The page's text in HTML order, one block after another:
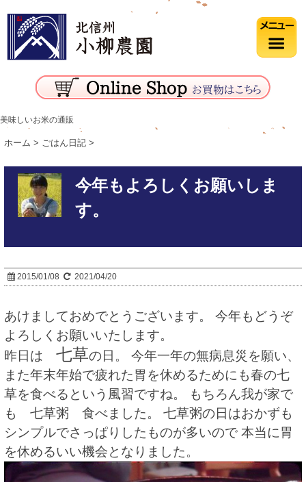
美味しいお米の通販
ホーム > ごはん日記 >
今年もよろしくお願いしま
す。
2015/01/08 2021/04/20
あけましておめでとうございます。
今年もどうぞ
よろしくお願いいたします。
昨日は 七草の日。 今年一年の無病息災を願い、
また年末年始で疲れた胃を休めるためにも春の七
草を食べるという風習ですね。 もちろん我が家で
も 七草粥 食べました。 七草粥の日はおかずも
シンプルでさっぱりしたものが多いので 本当に胃
を休めるいい機会となりました。